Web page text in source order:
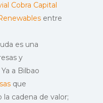
Cobra Capital
entre
es una
y
a Bilbao
que
cadena de valor;